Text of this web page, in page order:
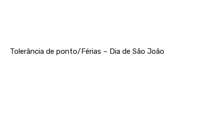
Tolerância de ponto/Férias – Dia de São João